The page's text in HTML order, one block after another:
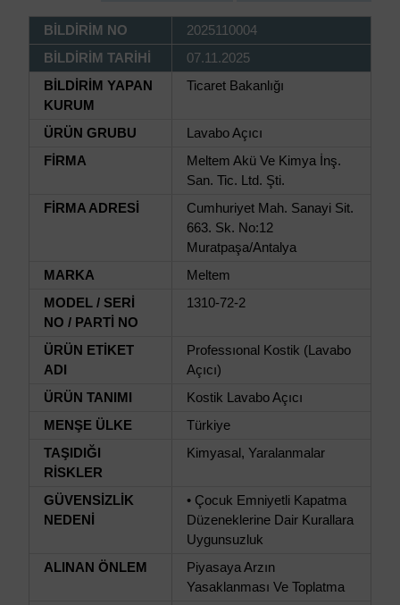
BİLDİRİM NO
2025110004
BİLDİRİM TARİHİ
07.11.2025
BİLDİRİM YAPAN
KURUM
Ticaret Bakanlığı
ÜRÜN GRUBU
Lavabo Açıcı
FİRMA
Meltem Akü Ve Kimya İnş.
San. Tic. Ltd. Şti.
FİRMA ADRESİ
Cumhuriyet Mah. Sanayi Sit.
663. Sk. No:12
Muratpaşa/Antalya
MARKA
Meltem
MODEL / SERİ
NO / PARTİ NO
1310-72-2
ÜRÜN ETİKET
ADI
Professıonal Kostik (Lavabo
Açıcı)
ÜRÜN TANIMI
Kostik Lavabo Açıcı
MENŞE ÜLKE
Türkiye
TAŞIDIĞI
RİSKLER
Kimyasal, Yaralanmalar
GÜVENSİZLİK
NEDENİ
• Çocuk Emniyetli Kapatma
Düzeneklerine Dair Kurallara
Uygunsuzluk
ALINAN ÖNLEM
Piyasaya Arzın
Yasaklanması Ve Toplatma